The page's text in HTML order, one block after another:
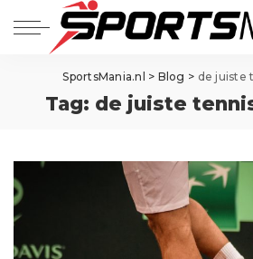
SportsMania.nl > Blog > de juiste
Tag: de juiste